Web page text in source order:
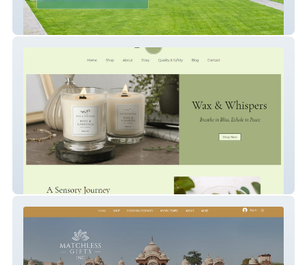
Beak Buster Window Cleaning
Wax & Whispers